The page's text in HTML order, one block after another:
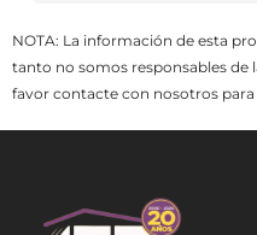
NOTA: La información de esta
tanto no somos responsables de
favor contacte con nosotros